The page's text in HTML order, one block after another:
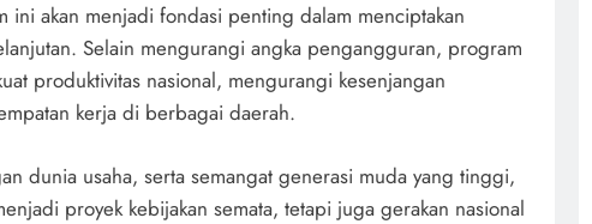
akan menjadi fondasi penting dalam menciptakan
Selain mengurangi angka pengangguran, program
produktivitas nasional, mengurangi kesenjangan
kerja di berbagai daerah.
dunia usaha, serta semangat generasi muda yang tinggi,
proyek kebijakan semata, tetapi juga gerakan nasional